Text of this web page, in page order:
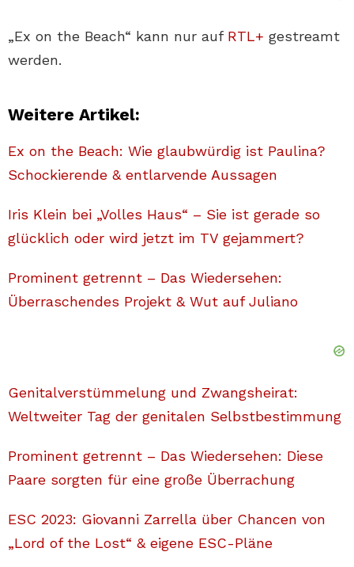
„Ex on the Beach“ kann nur auf RTL+ gestreamt
werden.
Weitere Artikel:
Ex on the Beach: Wie glaubwürdig ist Paulina?
Schockierende & entlarvende Aussagen
Iris Klein bei „Volles Haus“ – Sie ist gerade so
glücklich oder wird jetzt im TV gejammert?
Prominent getrennt – Das Wiedersehen:
Überraschendes Projekt & Wut auf Juliano
Genitalverstümmelung und Zwangsheirat:
Weltweiter Tag der genitalen Selbstbestimmung
Prominent getrennt – Das Wiedersehen: Diese
Paare sorgten für eine große Überrachung
ESC 2023: Giovanni Zarrella über Chancen von
„Lord of the Lost“ & eigene ESC-Pläne